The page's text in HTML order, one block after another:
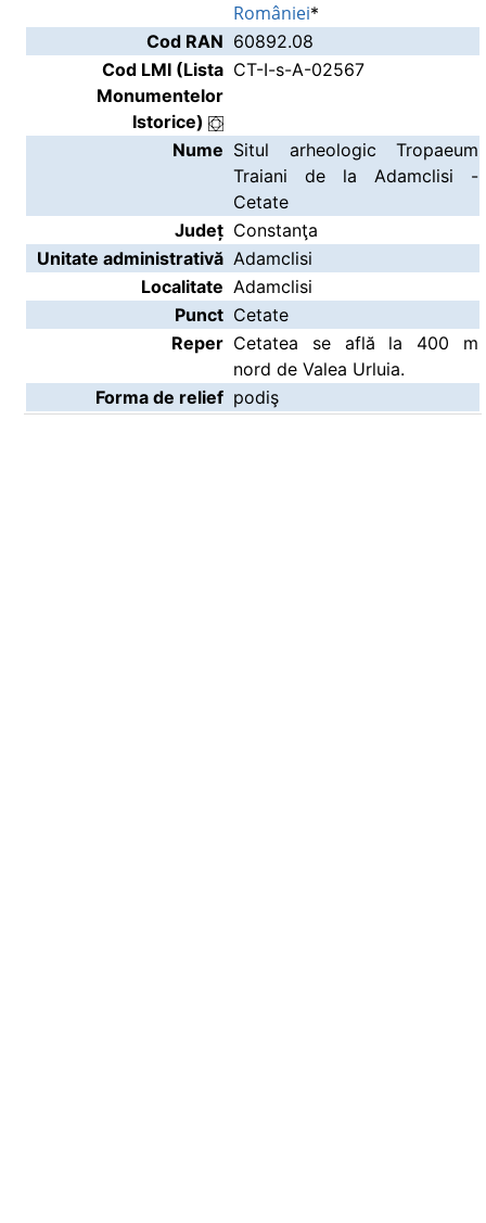
României*
Cod RAN 60892.08
Cod LMI (Lista
Monumentelor
Istorice)
CT-I-s-A-02567
Nume Situl arheologic Tropaeum
Traiani de la Adamclisi -
Cetate
Județ Constanţa
Unitate administrativă Adamclisi
Localitate Adamclisi
Punct Cetate
Reper Cetatea se află la 400 m
nord de Valea Urluia.
Forma de relief podiş